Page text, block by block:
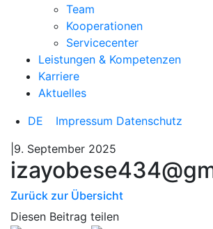
Team
Kooperationen
Servicecenter
Leistungen & Kompetenzen
Karriere
Aktuelles
DE
Impressum Datenschutz
|9. September 2025
Zurück zur Übersicht
Diesen Beitrag teilen